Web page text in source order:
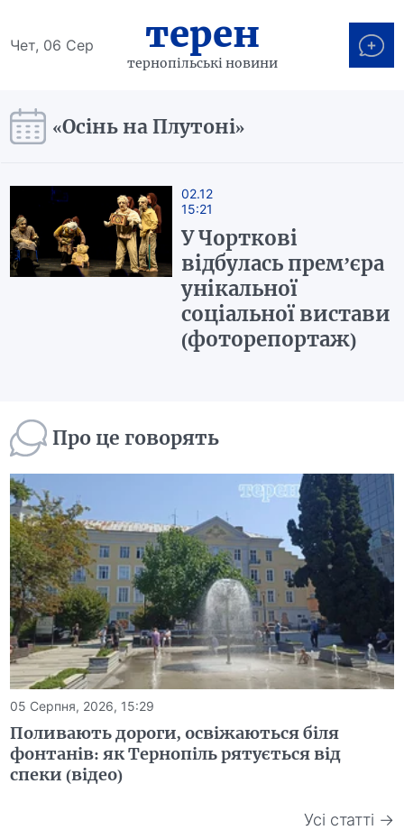
Чет, 06 Сер терен
тернопільські новини
«Осінь на Плутоні»
02.12
15:21
У Чорткові
відбулась прем’єра
унікальної
соціальної вистави
(фоторепортаж)
Про це говорять
05 Серпня, 2026, 15:29
Поливають дороги, освіжаються біля
фонтанів: як Тернопіль рятується від
спеки (відео)
Усі статті →